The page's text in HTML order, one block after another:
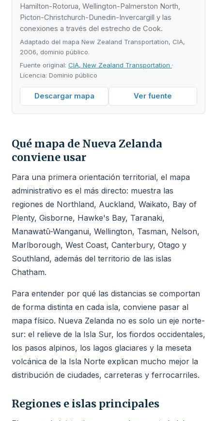
Hamilton-Rotorua, Wellington-Palmerston North,
Picton-Christchurch-Dunedin-Invercargill y las
conexiones a través del estrecho de Cook.
Adaptado del mapa New Zealand Transportation, CIA,
2006, dominio público.
Fuente original: CIA, New Zealand Transportation ·
Licencia: Dominio público
Descargar mapa Ver fuente
Qué mapa de Nueva Zelanda
conviene usar
Para una primera orientación territorial, el mapa
administrativo es el más directo: muestra las
regiones de Northland, Auckland, Waikato, Bay of
Plenty, Gisborne, Hawke's Bay, Taranaki,
Manawatū-Wanganui, Wellington, Tasman, Nelson,
Marlborough, West Coast, Canterbury, Otago y
Southland, además del territorio de las islas
Chatham.
Para entender por qué las distancias se comportan
de forma distinta en cada isla, conviene pasar al
mapa físico. Nueva Zelanda no es solo un eje norte-
sur: el relieve de la Isla Sur, los fiordos occidentales,
los pasos alpinos, los lagos glaciares y la meseta
volcánica de la Isla Norte explican mucho mejor la
distribución de ciudades, carreteras y ferrocarriles.
Regiones e islas principales